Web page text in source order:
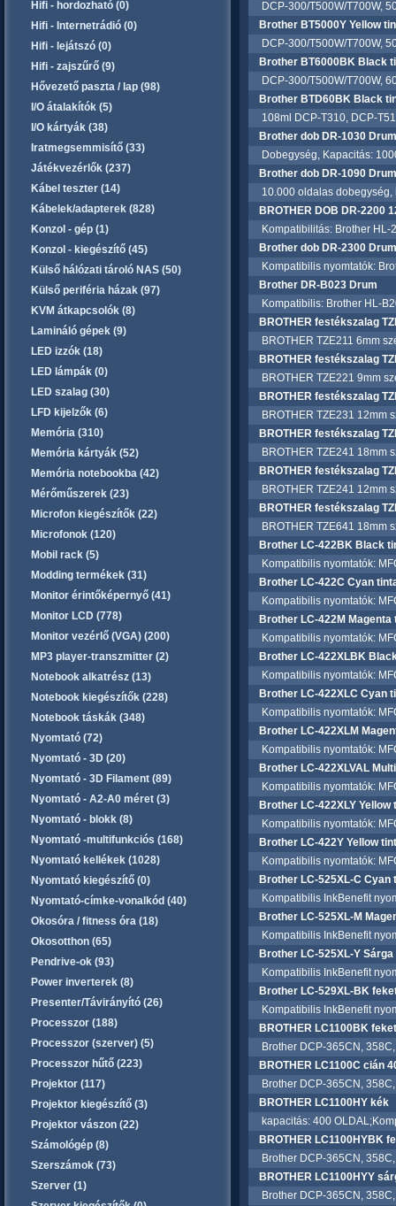
Hifi - hordozható (0)
Hifi - Internetrádió (0)
Hifi - lejátszó (0)
Hifi - zajszűrő (9)
Hővezető paszta / lap (98)
I/O átalakítók (5)
I/O kártyák (38)
Iratmegsemmisítő (33)
Játékvezérlők (237)
Kábel teszter (14)
Kábelek/adapterek (828)
Konzol - gép (1)
Konzol - kiegészítő (45)
Külső hálózati tároló NAS (50)
Külső periféria házak (97)
KVM átkapcsolók (8)
Lamináló gépek (9)
LED izzók (18)
LED lámpák (0)
LED szalag (30)
LFD kijelzők (6)
Memória (310)
Memória kártyák (52)
Memória notebookba (42)
Mérőműszerek (23)
Microfon kiegészítők (22)
Microfonok (120)
Mobil rack (5)
Modding termékek (31)
Monitor érintőképernyő (41)
Monitor LCD (778)
Monitor vezérlő (VGA) (200)
MP3 player-transzmitter (2)
Notebook alkatrész (13)
Notebook kiegészítők (228)
Notebook táskák (348)
Nyomtató (72)
Nyomtató - 3D (20)
Nyomtató - 3D Filament (89)
Nyomtató - A2-A0 méret (3)
Nyomtató - blokk (8)
Nyomtató -multifunkciós (168)
Nyomtató kellékek (1028)
Nyomtató kiegészítő (0)
Nyomtató-címke-vonalkód (40)
Okosóra / fitness óra (18)
Okosotthon (65)
Pendrive-ok (93)
Power inverterek (8)
Presenter/Távirányító (26)
Processzor (188)
Processzor (szerver) (5)
Processzor hűtő (223)
Projektor (117)
Projektor kiegészítő (3)
Projektor vászon (22)
Számológép (8)
Szerszámok (73)
Szerver (1)
DCP-300/T500W/T700W,
Brother BT5000Y Yellow
DCP-300/T500W/T700W,
Brother BT6000BK Black
DCP-300/T500W/T700W,
Brother BTD60BK Black
108ml DCP-T310, DCP-
Brother dob DR-1030 Drum
Dobegység, Kapacitás:
Brother dob DR-1090 Drum
10.000 oldalas dobegység,
BROTHER DOB DR-2200
Kompatibilitás: Brother HL-
Brother dob DR-2300
Kompatibilis nyomtatók:
Brother DR-B023 Drum
Kompatibilis: Brother HL-
BROTHER festékszalag
BROTHER TZE211 6mm
BROTHER festékszalag
BROTHER TZE221 9mm
BROTHER festékszalag
BROTHER TZE231 12mm
BROTHER festékszalag
BROTHER TZE241 18mm
BROTHER festékszalag
BROTHER TZE241 12mm
BROTHER festékszalag
BROTHER TZE641 18mm
Brother LC-422BK Black
Kompatibilis nyomtatók:
Brother LC-422C Cyan
Kompatibilis nyomtatók:
Brother LC-422M Magenta
Kompatibilis nyomtatók:
Brother LC-422XLBK
Kompatibilis nyomtatók:
Brother LC-422XLC Cyan
Kompatibilis nyomtatók:
Brother LC-422XLM
Kompatibilis nyomtatók:
Brother LC-422XLVAL
Kompatibilis nyomtatók:
Brother LC-422XLY Yellow
Kompatibilis nyomtatók:
Brother LC-422Y Yellow
Kompatibilis nyomtatók:
Brother LC-525XL-C Cyan
Kompatibilis InkBenefit
Brother LC-525XL-M
Kompatibilis InkBenefit
Brother LC-525XL-Y
Kompatibilis InkBenefit
Brother LC-529XL-BK
Kompatibilis InkBenefit
BROTHER LC1100BK
Brother DCP-365CN, 358C,
BROTHER LC1100C cián
Brother DCP-365CN, 358C,
BROTHER LC1100HY kék
kapacitás: 400
BROTHER LC1100HYBK
Brother DCP-365CN, 358C,
BROTHER LC1100HYY
Brother DCP-365CN, 358C,